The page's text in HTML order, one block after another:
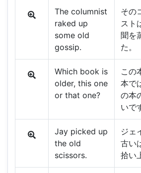
The columnist
raked up
some old
gossip.
その
スト
聞を
た。
Which book is
older, this one
or that one?
この
本で
の本
いで
Jay picked up
the old
scissors.
ジェ
古い
拾い